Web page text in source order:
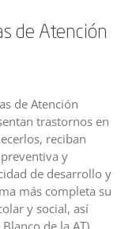
de Atención
de Atención
trastornos en
reciban
y
de desarrollo y
más completa su
y social, así
de la AT).